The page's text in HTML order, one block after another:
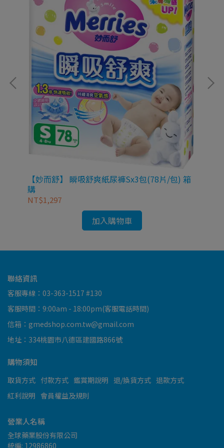
【妙而舒】 瞬吸舒爽紙尿褲Sx3包(78片/包) 箱
購
NT$1,297
加入購物車
聯絡資訊
客服專線：03-363-1517 #130
客服時間：9:00am - 18:00pm(客服電話時間)
信箱：gmedshop.com.tw@gmail.com
地址：334桃園市八德區建國路866號
購物須知
取貨方式 付款方式 鑑賞期說明 退/換貨方式 退款方式
紅利說明 會員權益及規則
營業人名稱
全球藥業股份有限公司
統編: 12986860